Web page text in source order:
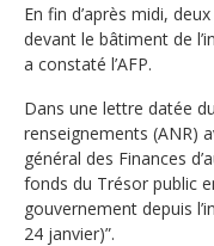
En fin d’après midi,
devant le bâtiment de
a constaté l’AFP.
Dans une lettre datée
renseignements (ANR)
général des Finances
fonds du Trésor public
gouvernement depuis
24 janvier)”.